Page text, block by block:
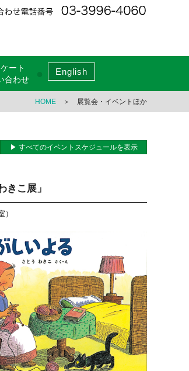
ート
合わせ
English
HOME ＞ 展覧会・イベントほか
▶ すべてのイベントスケジュールを表示
こ展」